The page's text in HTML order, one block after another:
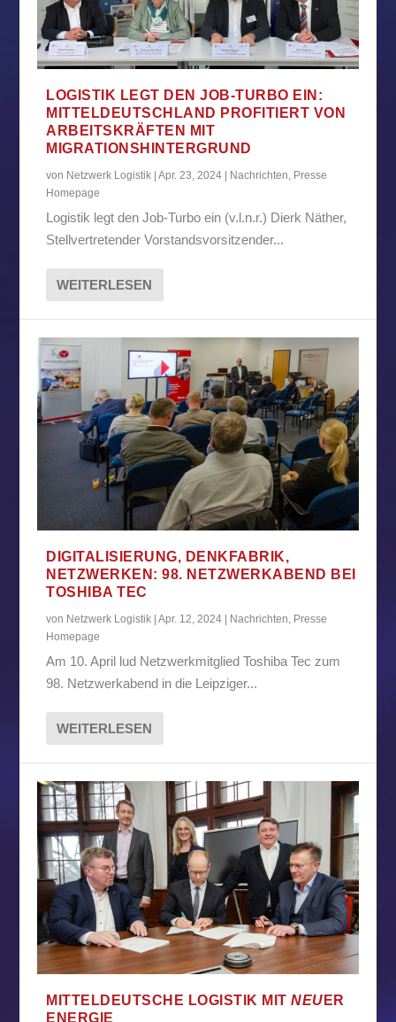
LOGISTIK LEGT DEN JOB-TURBO EIN:
MITTELDEUTSCHLAND PROFITIERT VON
ARBEITSKRÄFTEN MIT
MIGRATIONSHINTERGRUND
von Netzwerk Logistik |Apr. 23, 2024 Nachrichten, Presse
Homepage
Logistik legt den Job-Turbo ein (v.l.n.r.) Dierk Näther,
Stellvertretender Vorstandsvorsitzender...
WEITERLESEN
DIGITALISIERUNG, DENKFABRIK,
NETZWERKEN: 98. NETZWERKABEND BEI
TOSHIBA TEC
von Netzwerk Logistik |Apr. 12, 2024 | Nachrichten, Presse
Homepage
Am 10. April lud Netzwerkmitglied Toshiba Tec zum
98. Netzwerkabend in die Leipziger...
WEITERLESEN
MITTELDEUTSCHE LOGISTIK MITNEU ER
ENERGIE